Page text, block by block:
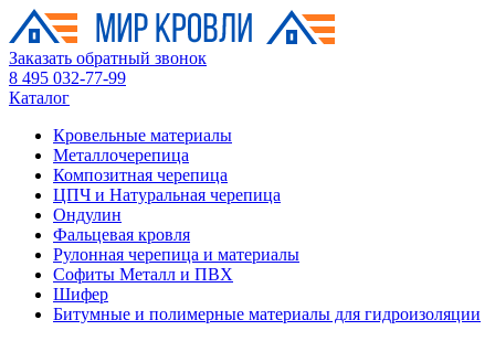
Заказать обратный звонок
8 495 032-77-99
Каталог
Кровельные материалы
Металлочерепица
Композитная черепица
ЦПЧ и Натуральная черепица
Ондулин
Фальцевая кровля
Рулонная черепица и материалы
Софиты Металл и ПВХ
Шифер
Битумные и полимерные материалы для гидроизоляции